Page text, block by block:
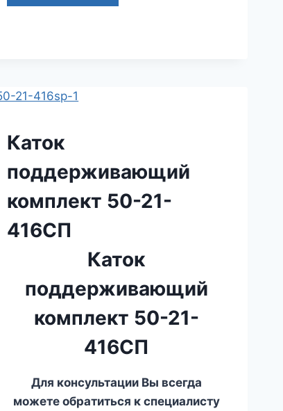
Каток
поддерживающий
комплект 50-21-
416СП
Каток
поддерживающий
комплект 50-21-
416СП
Для консультации Вы всегда
можете обратиться к специалисту